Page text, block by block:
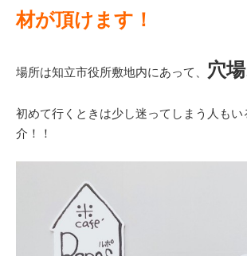
材が頂けます！
場所は知立市役所敷地内にあって、 穴
初めて行くときは少し迷ってしまう人もい
介！！